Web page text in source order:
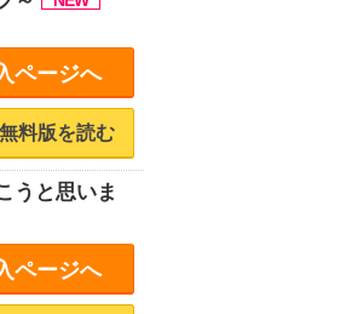
ページへ
無料版を読む
うと思いま
ページへ